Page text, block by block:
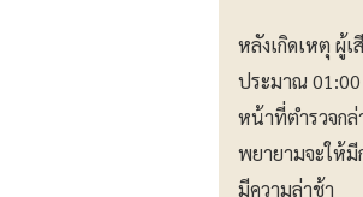
หลังเกิดเหตุ ผู้
ประมาณ 01:00
หน้าที่ตำรวจก
พยายามจะให้มี
มีความล่าช้า